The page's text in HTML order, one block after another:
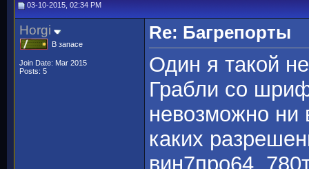
03-10-2015, 02:34 PM
Horgi
В запасе
Join Date: Mar 2015
Posts: 5
Re: Багрепорты
Один я такой
Грабли со
невозможно ни
каких
вин7про64,